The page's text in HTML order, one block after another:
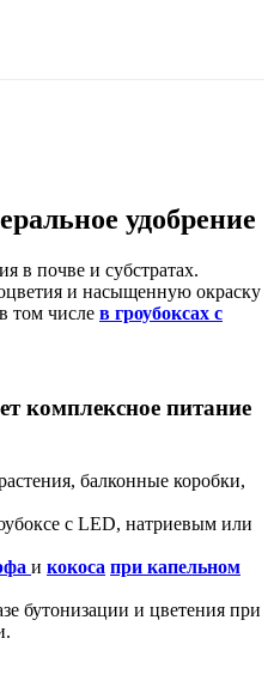
удобрение
в почве и субстратах.
и насыщенную окраску
том числе в гроубоксах с
комплексное питание
балконные коробки,
с LED, натриевым или
и кокоса при капельном
бутонизации и цветения при